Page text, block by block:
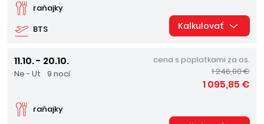
BTS
raňajky
Kalkulovať
11.10. - 20.10.
Ne - Ut 9 nocí
raňajky
cena s poplatkami za os.
1 246,00 €
1 095,85 €